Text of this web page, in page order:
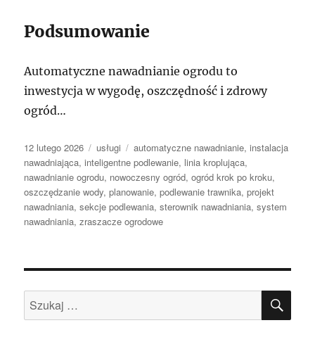
Podsumowanie
Automatyczne nawadnianie ogrodu to
inwestycja w wygodę, oszczędność i zdrowy
ogród…
Data
publikacji
12 lutego 2026 Kategorie
usługi Tagi
automatyczne nawadnianie,instalacja
nawadniająca,inteligentne podlewanie, linia kroplująca,
nawadnianie ogrodu, nowoczesny ogród,ogród krok po kroku,
oszczędzanie wody,planowanie,podlewanie trawnika,projekt
nawadniania,sekcje podlewania,sterownik nawadniania,system
nawadniania,zraszacze ogrodowe
Szukaj: